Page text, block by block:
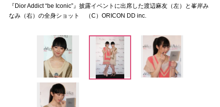
『Dior Addict “be Iconic”』披露イベントに出席した渡辺麻友（左）と峯岸み
なみ（右）の全身ショット （C）ORICON DD inc.